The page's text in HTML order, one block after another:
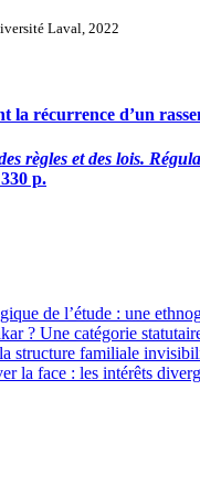
Laval, 2022
la récurrence d’un
règles et des lois.
p.
de l’étude : une
? Une catégorie
structure familiale
la face : les intérêts